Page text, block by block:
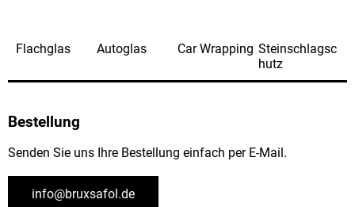
Flachglas Autoglas Car Wrapping Steinschlagsc
hutz
Bestellung
Senden Sie uns Ihre Bestellung einfach per E-Mail.
info@bruxsafol.de